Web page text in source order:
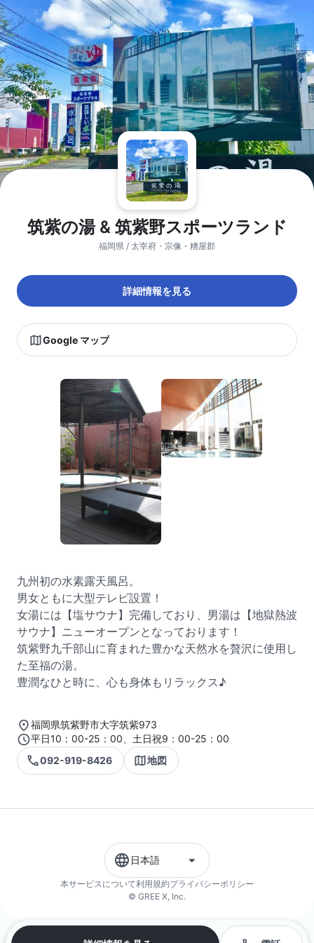
筑紫の湯 & 筑紫野スポーツランド
福岡県 / 太宰府・宗像・糟屋郡
詳細情報を見る
Google マップ
九州初の水素露天風呂。
男女ともに大型テレビ設置！
女湯には【塩サウナ】完備しており、男湯は【地獄熱波
サウナ】ニューオープンとなっております！
筑紫野九千部山に育まれた豊かな天然水を贅沢に使用し
た至福の湯。
豊潤なひと時に、心も身体もリラックス♪
福岡県筑紫野市大字筑紫973
平日10：00-25：00、土日祝9：00-25：00
092-919-8426
地図
日本語
本サービスについて利用規約プライバシーポリシー
© GREE X, Inc.